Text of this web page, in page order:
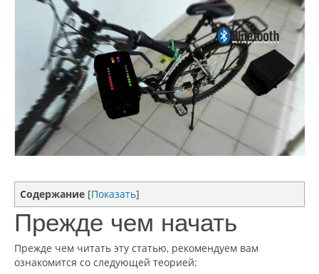
Содержание [Показать]
Прежде чем начать
Прежде чем читать эту статью, рекомендуем вам
ознакомится со следующей теорией: